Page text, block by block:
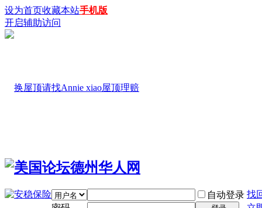
设为首页收藏本站手机版
开启辅助访问
自动登录 找